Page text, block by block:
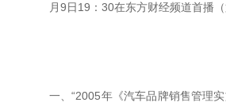
月9日19：30在东方财经频道首播
一、“2005年《汽车品牌销售管理